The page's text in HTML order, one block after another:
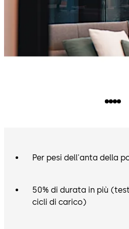
Per pesi dell'anta della
50% di durata in più
cicli di carico)